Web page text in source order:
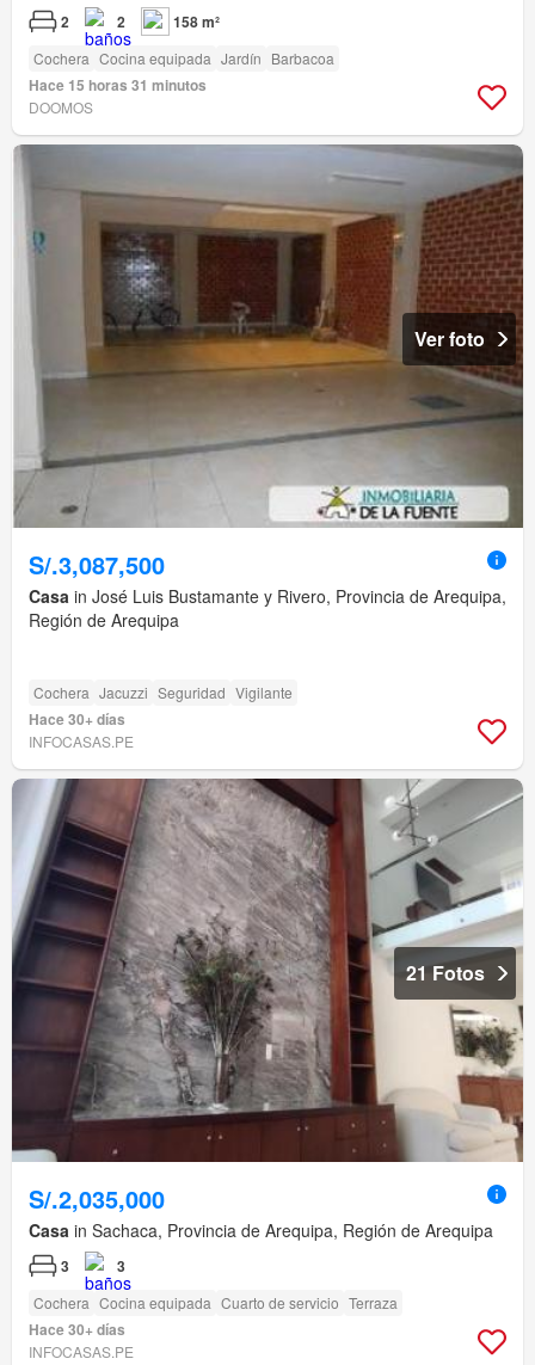
2 2 158 m²
Cochera Cocina equipada Jardín Barbacoa
Hace 15 horas 31 minutos
DOOMOS
Ver foto
S/.3,087,500
Casa in José Luis Bustamante y Rivero, Provincia de Arequipa,
Región de Arequipa
Cochera Jacuzzi Seguridad Vigilante
Hace 30+ días
INFOCASAS.PE
21 Fotos
S/.2,035,000
Casa in Sachaca, Provincia de Arequipa, Región de Arequipa
3 3
Cochera Cocina equipada Cuarto de servicio Terraza
Hace 30+ días
INFOCASAS.PE